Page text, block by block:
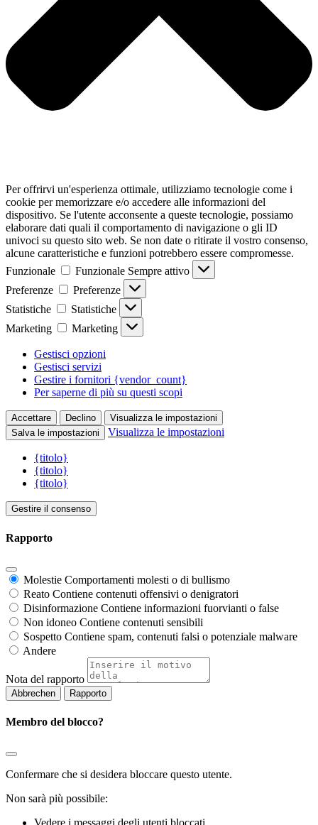
Per offrirvi un'esperienza ottimale, utilizziamo tecnologie come i
cookie per memorizzare e/o accedere alle informazioni del
dispositivo. Se l'utente acconsente a queste tecnologie, possiamo
elaborare dati quali il comportamento di navigazione o gli ID
univoci su questo sito web. Se non date o ritirate il vostro consenso,
alcune caratteristiche e funzioni potrebbero essere compromesse.
Funzionale
Funzionale Sempre attivo
Preferenze
Preferenze
Statistiche
Statistiche
Marketing
Marketing
Gestisci opzioni
Gestisci servizi
Gestire i fornitori {vendor_count}
Per saperne di più su questi scopi
Accettare Declino
Visualizza le impostazioni
Salva le impostazioni
Visualizza le impostazioni
{titolo}
{titolo}
{titolo}
Gestire il consenso
Rapporto
Molestie Comportamenti molesti o di bullismo
Reato Contiene contenuti offensivi o denigratori
Disinformazione Contiene informazioni fuorvianti o false
Non idoneo Contiene contenuti sensibili
Sospetto Contiene spam, contenuti falsi o potenziale malware
Andere
Nota del rapporto
Rapporto
Membro del blocco?
Confermare che si desidera bloccare questo utente.
Non sarà più possibile:
Vedere i messaggi degli utenti bloccati